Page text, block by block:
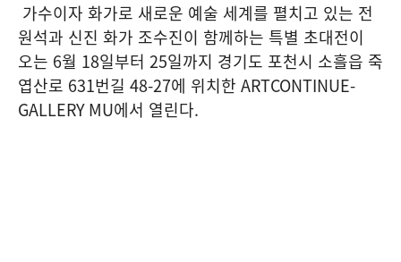
가수이자 화가로 새로운 예술 세계를 펼치고 있는 전
원석과 신진 화가 조수진이 함께하는 특별 초대전이
오는 6월 18일부터 25일까지 경기도 포천시 소흘읍 죽
엽산로 631번길 48-27에 위치한 ARTCONTINUE-
GALLERY MU에서 열린다.